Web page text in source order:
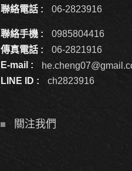
聯絡電話 : 06-2823916
聯絡手機 :
0985804416
傳真電話 :
06-2821916
E-mail :
LINE ID :
ch2823916
關注我們